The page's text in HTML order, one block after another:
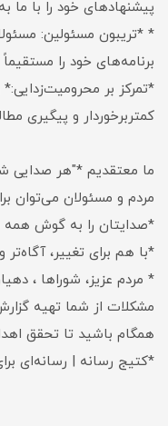
پیشنهادهای خود را با ما
* *تریبون مسئولین:
برنامه‌های خود را
*تمرکز بر
کمتربرخوردار و پیگیری
ما معتقدیم *"هر صدایی
مردم و مسئولان می‌توان
*صدایتان را به گوش همه
*با هم برای تغییر، آگاه‌تر
* مردم عزیز، شوراها ،
مشکلات از شما تهیه
همگام باشید تا تحقق
*کتیج رسانه | رسانه‌ای